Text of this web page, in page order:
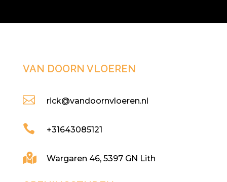
VAN DOORN VLOEREN
 rick@vandoornvloeren.nl
 +31643085121
 Wargaren 46, 5397 GN Lith